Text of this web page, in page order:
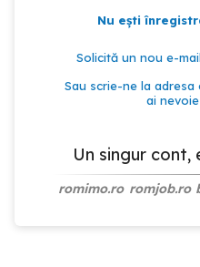
Nu ești
Solicită un nou e-
Sau scrie-ne la adresa
ai
Un singur cont,
romimo.ro romjob.ro